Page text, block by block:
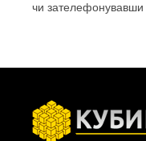
чи зателефонувавши